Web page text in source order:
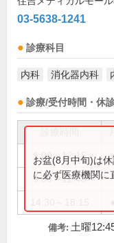
03-5638-1241
診療科目
内科 消化器内科
診療/受付時間・休
9:00～12:15
9:00～12:45
お盆(8月中旬)は
に必ず医療機関に
備考: 土曜